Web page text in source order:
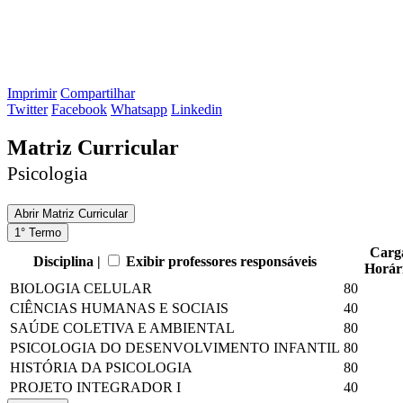
Imprimir Compartilhar
Twitter Facebook Whatsapp Linkedin
Matriz Curricular
Psicologia
AbrirMatriz Curricular
1° Termo
Disciplina | Exibir professores responsáveis
BIOLOGIA CELULAR
80
CIÊNCIAS HUMANAS E SOCIAIS
40
SAÚDE COLETIVA E AMBIENTAL
80
PSICOLOGIA DO DESENVOLVIMENTO INFANTIL 80
HISTÓRIA DA PSICOLOGIA
80
PROJETO INTEGRADOR I
40